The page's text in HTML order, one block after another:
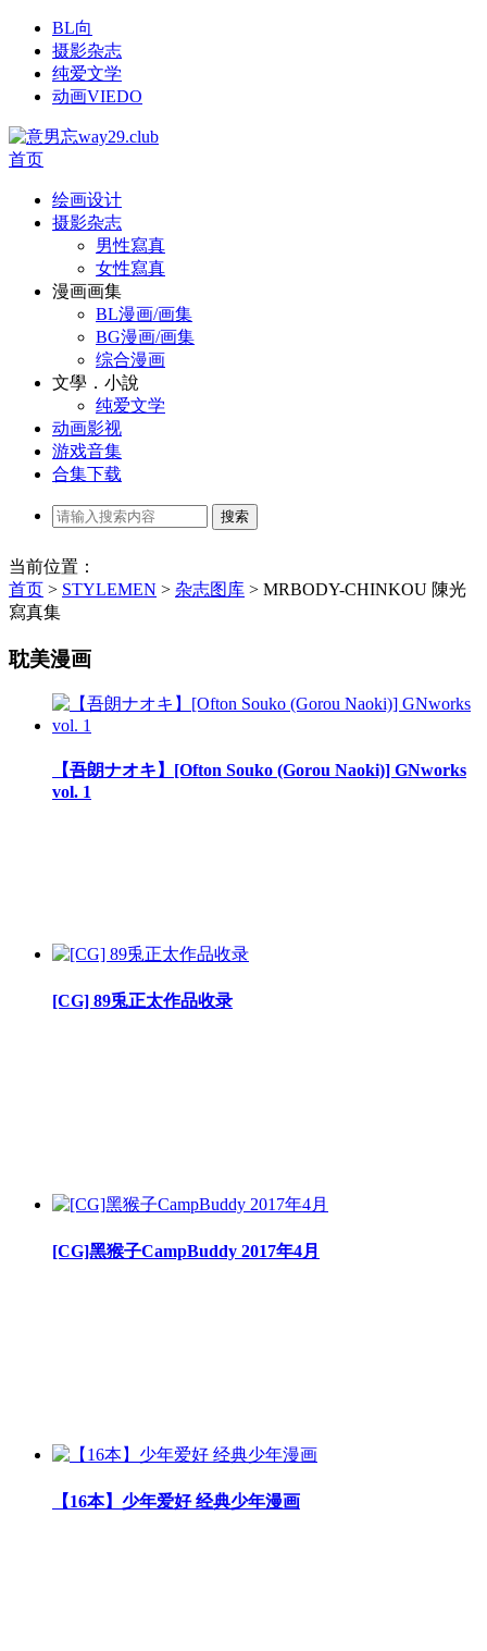
BL向
摄影杂志
纯爱文学
动画VIEDO
首页
绘画设计
摄影杂志
男性寫真
女性寫真
漫画画集
BL漫画/画集
BG漫画/画集
综合漫画
文學．小說
纯爱文学
动画影视
游戏音集
合集下载
当前位置：
首页 > STYLEMEN > 杂志图库 > MRBODY-CHINKOU 陳光
寫真集
耽美漫画
【吾朗ナオキ】[Ofton Souko (Gorou Naoki)] GNworks
vol. 1
[CG] 89兎正太作品收录
[CG]黑猴子CampBuddy 2017年4月
【16本】少年爱好 经典少年漫画